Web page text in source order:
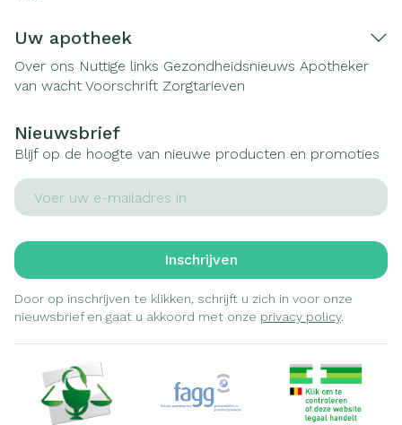
Uw apotheek
Over ons Nuttige links Gezondheidsnieuws Apotheker
van wacht Voorschrift Zorgtarieven
Nieuwsbrief
Blijf op de hoogte van nieuwe producten en promoties
E-mail adres
Inschrijven
Door op inschrijven te klikken, schrijft u zich in voor onze
nieuwsbrief en gaat u akkoord met onze privacy policy.